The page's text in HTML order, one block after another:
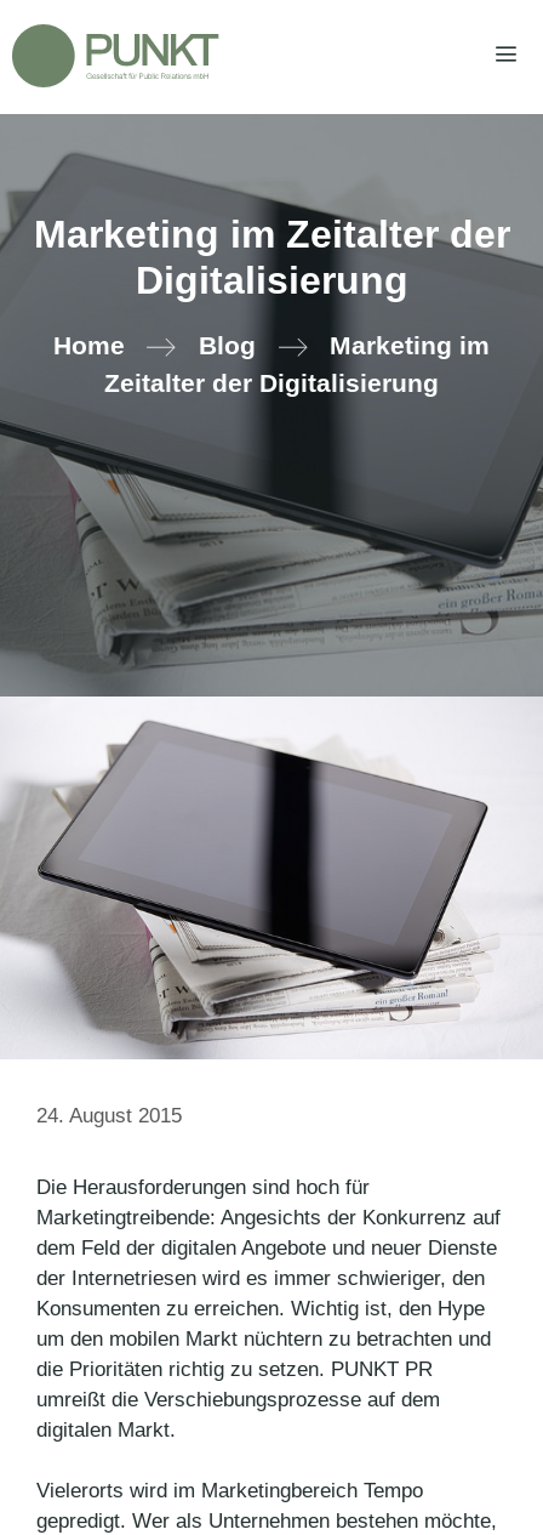
Inhalt
springen
Marketing im Zeitalter der
Digitalisierung
Home Blog
Marketing im
Zeitalter der Digitalisierung
24. August 2015
Die Herausforderungen sind hoch für
Marketingtreibende: Angesichts der Konkurrenz auf
dem Feld der digitalen Angebote und neuer Dienste
der Internetriesen wird es immer schwieriger, den
Konsumenten zu erreichen. Wichtig ist, den Hype
um den mobilen Markt nüchtern zu betrachten und
die Prioritäten richtig zu setzen. PUNKT PR
umreißt die Verschiebungsprozesse auf dem
digitalen Markt.
Vielerorts wird im Marketingbereich Tempo
gepredigt. Wer als Unternehmen bestehen möchte,